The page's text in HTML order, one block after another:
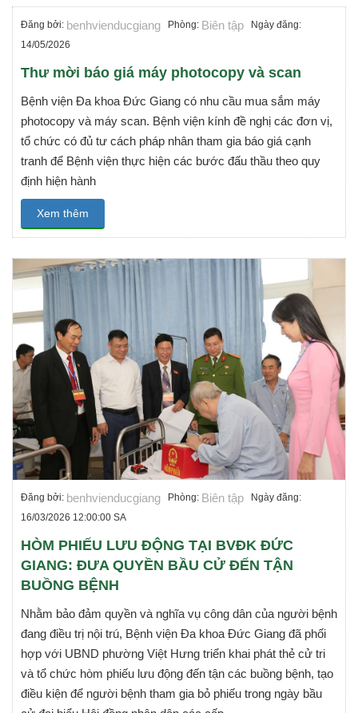
Đăng bởi: benhvienducgiang Phòng: Biên tập Ngày đăng:
14/05/2026
Thư mời báo giá máy photocopy và scan
Bệnh viện Đa khoa Đức Giang có nhu cầu mua sắm máy
photocopy và máy scan. Bệnh viện kính đề nghị các đơn vị,
tổ chức có đủ tư cách pháp nhân tham gia báo giá cạnh
tranh để Bệnh viện thực hiện các bước đấu thầu theo quy
định hiện hành
Xem thêm
Đăng bởi: benhvienducgiang Phòng: Biên tập Ngày đăng:
16/03/2026 12:00:00 SA
HÒM PHIẾU LƯU ĐỘNG TẠI BVĐK ĐỨC
GIANG: ĐƯA QUYỀN BẦU CỬ ĐẾN TẬN
BUỒNG BỆNH
Nhằm bảo đảm quyền và nghĩa vụ công dân của người bệnh
đang điều trị nội trú, Bệnh viện Đa khoa Đức Giang đã phối
hợp với UBND phường Việt Hưng triển khai phát thẻ cử tri
và tổ chức hòm phiếu lưu động đến tận các buồng bệnh, tạo
điều kiện để người bệnh tham gia bỏ phiếu trong ngày bầu